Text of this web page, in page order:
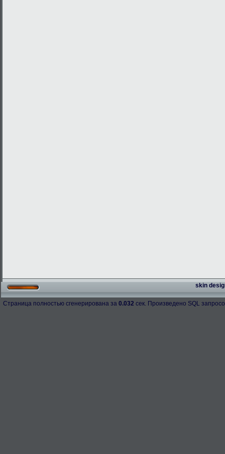
skin
Страница полностью сгенерирована за 0.032 сек. Произведено SQL